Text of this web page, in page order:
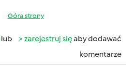
Góra strony
lub zarejestruj sięaby dodawać
komentarze